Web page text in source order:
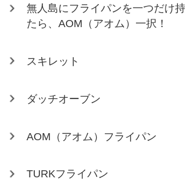
無人島にフライパンを一つだけ
たら、AOM（アオム）一択！
スキレット
ダッチオーブン
AOM（アオム）フライパン
TURKフライパン